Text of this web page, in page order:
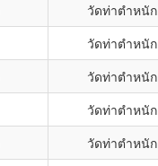
วัดท่าตำหนัก
วัดท่าตำหนัก
วัดท่าตำหนัก
วัดท่าตำหนัก
วัดท่าตำหนัก